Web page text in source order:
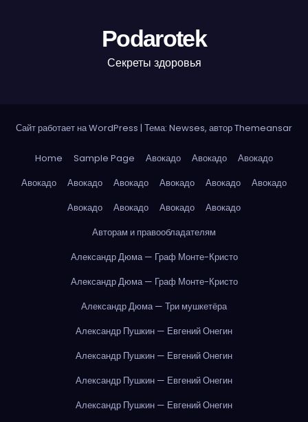
Podarotek
Секреты здоровья
Сайт работает на WordPress | Тема: Newses, авторThemeansar
Home Sample Page Авокадо Авокадо
Авокадо
Авокадо
Авокадо Авокадо Авокадо Авокадо
Авокадо
Авокадо
Авокадо Авокадо
Авокадо
Авторам и правообладателям
Александр Дюма — Граф Монте-Кристо
Александр Дюма — Граф Монте-Кристо
Александр Дюма — Три мушкетёра
Александр Пушкин — Евгений Онегин
Александр Пушкин — Евгений Онегин
Александр Пушкин — Евгений Онегин
Александр Пушкин — Евгений Онегин